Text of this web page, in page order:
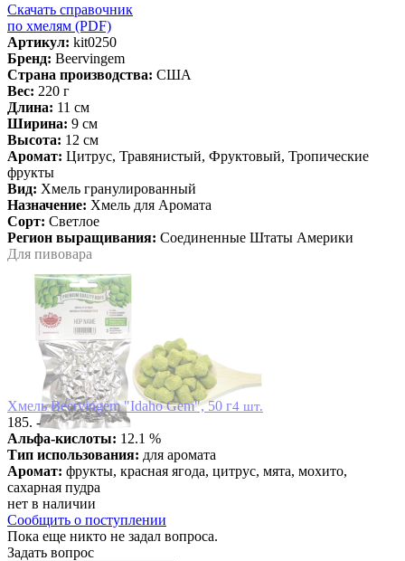
Скачать справочник
по хмелям (PDF)
Артикул: kit0250
Бренд: Beervingem
Страна производства: США
Вес: 220 г
Длина: 11 см
Ширина: 9 см
Высота: 12 см
Аромат: Цитрус, Травянистый, Фруктовый, Тропические
фрукты
Вид: Хмель гранулированный
Назначение: Хмель для Аромата
Сорт: Светлое
Регион выращивания: Соединенные Штаты Америки
Для пивовара
Хмель Beervingem "Idaho Gem", 50 г4 шт.
185. -
Альфа-кислоты: 12.1 %
Тип использования: для аромата
Аромат: фрукты, красная ягода, цитрус, мята, мохито,
сахарная пудра
нет в наличии
Сообщить о поступлении
Пока еще никто не задал вопроса.
Задать вопрос